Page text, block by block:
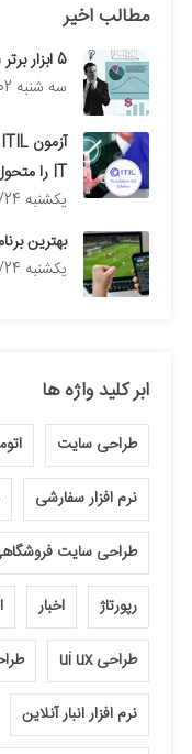
مطالب اخیر
5 ابزار برتر سئو گوگل
سه شنبه 02/تیر/1405
IT را متحول می کند؟
يكشنبه 24/خرداد/1405
بهترین
يكشنبه 24/خرداد/1405
ابر کلید واژه ها
طراحی سایت
نرم افزار سفارشی
طراحی سایت
رپورتاژ اخبار
طراحی ui ux
نرم افزار انبار آنلاین